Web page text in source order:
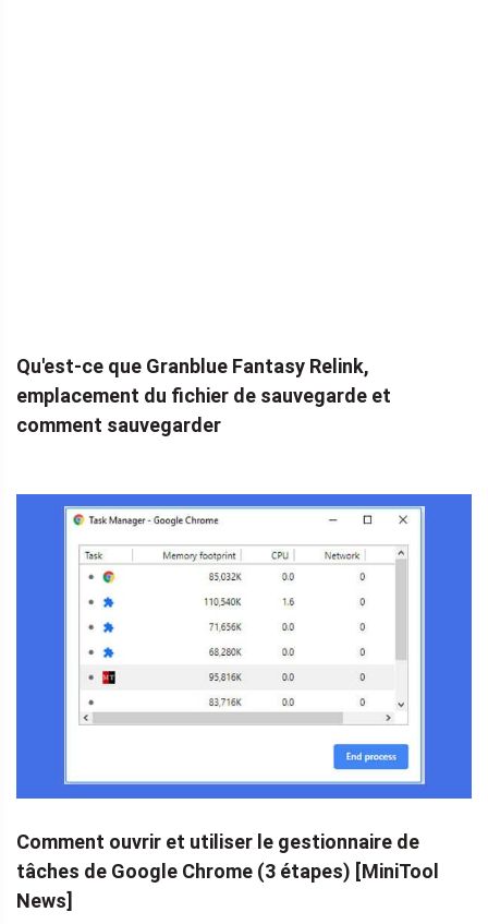
Qu'est-ce que Granblue Fantasy Relink,
emplacement du fichier de sauvegarde et
comment sauvegarder
Comment ouvrir et utiliser le gestionnaire de
tâches de Google Chrome (3 étapes) [MiniTool
News]